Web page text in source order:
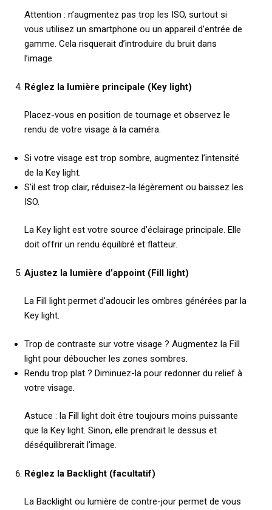
Attention : n’augmentez pas trop les ISO, surtout si
vous utilisez un smartphone ou un appareil d’entrée de
gamme. Cela risquerait d’introduire du bruit dans
l’image.
Réglez la lumière principale (Key light)
Placez-vous en position de tournage et observez le
rendu de votre visage à la caméra.
Si votre visage est trop sombre, augmentez l’intensité
de la Key light.
S’il est trop clair, réduisez-la légèrement ou baissez les
ISO.
La Key light est votre source d’éclairage principale. Elle
doit offrir un rendu équilibré et flatteur.
Ajustez la lumière d’appoint (Fill light)
La Fill light permet d’adoucir les ombres générées par la
Key light.
Trop de contraste sur votre visage ? Augmentez la Fill
light pour déboucher les zones sombres.
Rendu trop plat ? Diminuez-la pour redonner du relief à
votre visage.
Astuce : la Fill light doit être toujours moins puissante
que la Key light. Sinon, elle prendrait le dessus et
déséquilibrerait l’image.
Réglez la Backlight (facultatif)
La Backlight ou lumière de contre-jour permet de vous